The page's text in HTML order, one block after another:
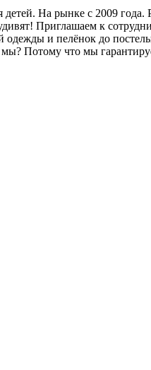
На рынке с 2009
Приглашаем к
и пелёнок до
Потому что мы